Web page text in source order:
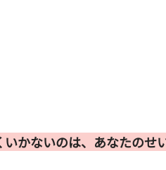
いかないのは、あなたのせ